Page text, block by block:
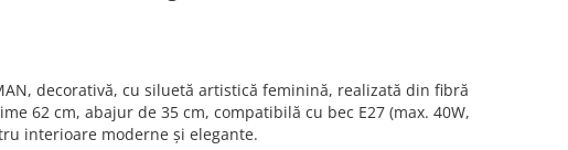
decorativă, cu siluetă artistică feminină, realizată din fibră
62 cm, abajur de 35 cm, compatibilă cu bec E27 (max. 40W,
interioare moderne și elegante.